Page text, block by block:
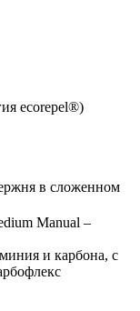
ecorepel®)
в сложенном
Manual –
и карбона, с